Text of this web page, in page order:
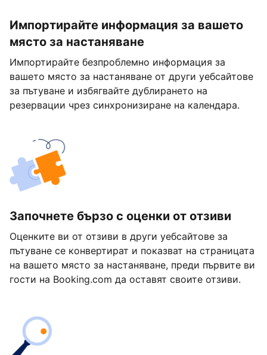
Импортирайте информация за вашето
място за настаняване
Импортирайте безпроблемно информация за
вашето място за настаняване от други уебсайтове
за пътуване и избягвайте дублирането на
резервации чрез синхронизиране на календара.
Започнете бързо с оценки от отзиви
Оценките ви от отзиви в други уебсайтове за
пътуване се конвертират и показват на страницата
на вашето място за настаняване, преди първите ви
гости на Booking.com да оставят своите отзиви.